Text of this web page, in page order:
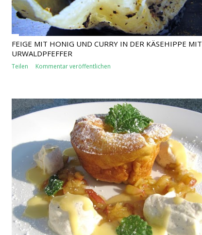
FEIGE MIT HONIG UND CURRY IN DER KÄSEHIPPE MIT
URWALDPFEFFER
Teilen Kommentar veröffentlichen